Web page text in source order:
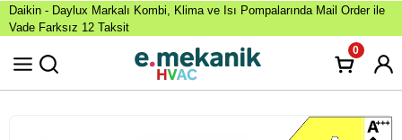
Daikin - Daylux Markalı Kombi, Klima ve Isı Pompalarında Mail Order ile
Vade Farksız 12 Taksit
0